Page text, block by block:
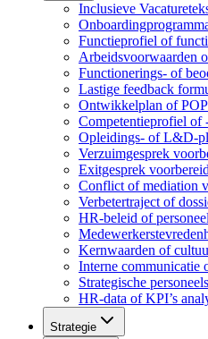
Inclusieve
Functieprofiel of
Arbeidsvoorwaarden
Functionerings- of
Lastige feedback
Ontwikkelplan of
Competentieprofiel of
Opleidings- of L&D-
Verzuimgesprek
Exitgesprek
Conflict of mediation
Verbetertraject of
HR-beleid of
Kernwaarden of
Interne communicatie
Strategische
HR-data of KPI’s
Strategie